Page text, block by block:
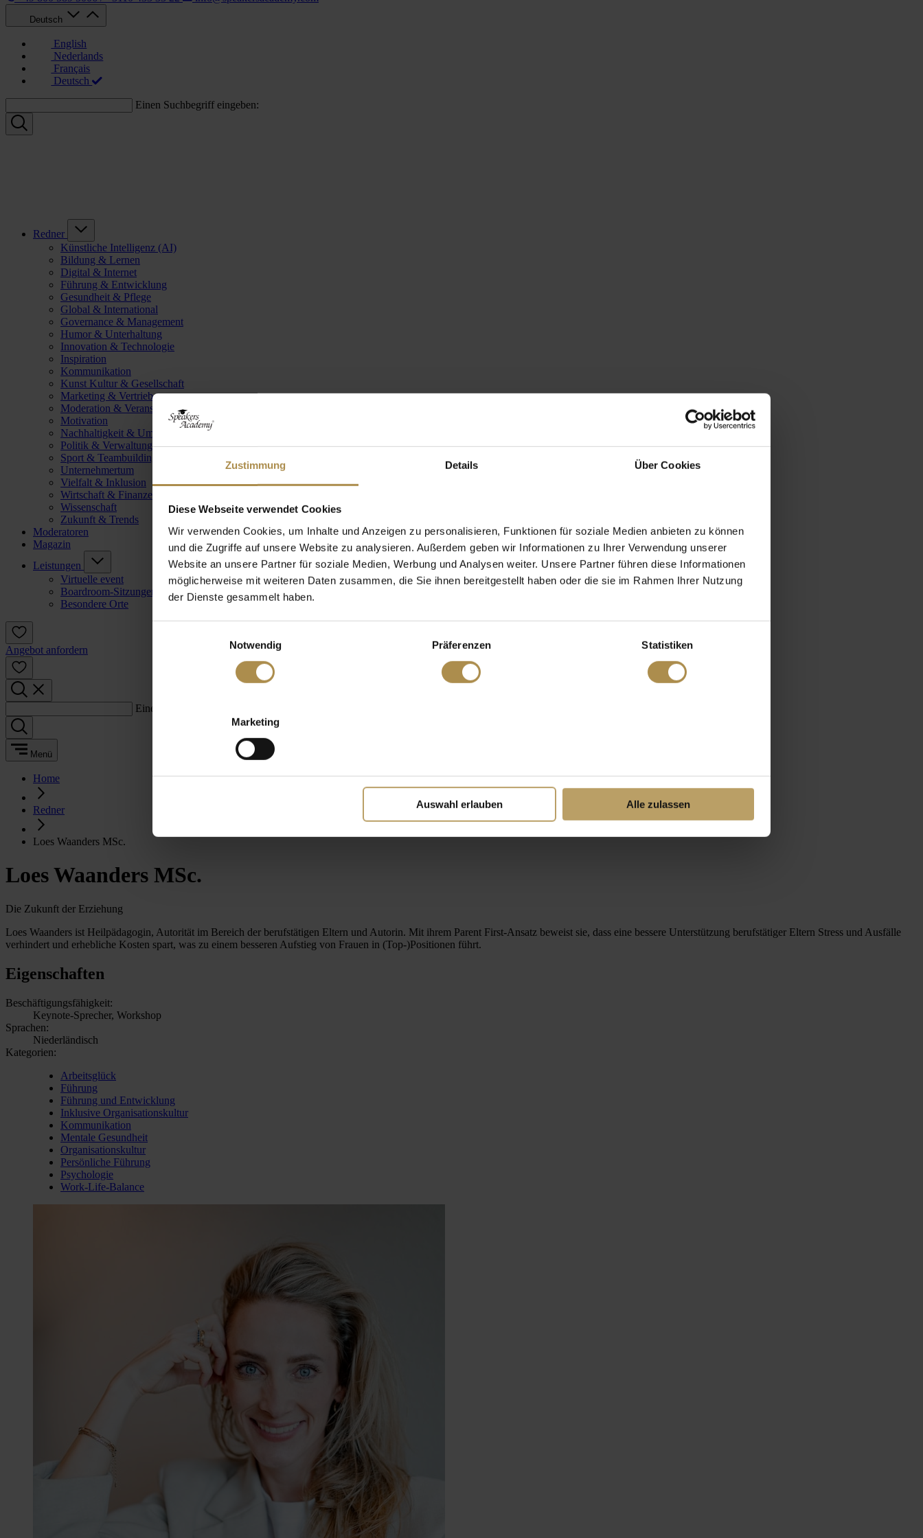
Zustimmung Details Über Cookies
Diese Webseite verwendet Cookies
Wir verwenden Cookies, um Inhalte und Anzeigen zu personalisieren, Funktionen für soziale Medien anbieten zu können
und die Zugriffe auf unsere Website zu analysieren. Außerdem geben wir Informationen zu Ihrer Verwendung unserer
Website an unsere Partner für soziale Medien, Werbung und Analysen weiter. Unsere Partner führen diese Informationen
möglicherweise mit weiteren Daten zusammen, die Sie ihnen bereitgestellt haben oder die sie im Rahmen Ihrer Nutzung
der Dienste gesammelt haben.
Notwendig
Präferenzen Statistiken
Marketing
Auswahl erlauben Alle zulassen
Deutsch
English
Nederlands
Français
Deutsch
Einen Suchbegriff eingeben:
Redner
Künstliche Intelligenz (AI)
Bildung & Lernen
Digital & Internet
Führung & Entwicklung
Gesundheit & Pflege
Global & International
Governance & Management
Humor & Unterhaltung
Innovation & Technologie
Inspiration
Kommunikation
Kunst Kultur & Gesellschaft
Marketing & Vertrieb
Moderation & Veranstaltungsleitung
Motivation
Nachhaltigkeit & Umwelt
Politik & Verwaltung
Sport & Teambuilding
Unternehmertum
Vielfalt & Inklusion
Wirtschaft & Finanzen
Wissenschaft
Zukunft & Trends
Moderatoren
Magazin
Leistungen
Virtuelle event
Boardroom-Sitzungen
Besondere Orte
Angebot anfordern
Einen Suchbegriff eingeben:
Menü
Home
Redner
Loes Waanders MSc.
Loes Waanders MSc.
Die Zukunft der Erziehung
Loes Waanders ist Heilpädagogin, Autorität im Bereich der berufstätigen Eltern und Autorin. Mit ihrem Parent First-Ansatz beweist sie, dass eine bessere Unterstützung berufstätiger Eltern Stress und Ausfälle
verhindert und erhebliche Kosten spart, was zu einem besseren Aufstieg von Frauen in (Top-)Positionen führt.
Eigenschaften
Beschäftigungsfähigkeit:
Keynote-Sprecher, Workshop
Sprachen:
Niederländisch
Kategorien:
Arbeitsglück
Führung
Führung und Entwicklung
Inklusive Organisationskultur
Kommunikation
Mentale Gesundheit
Organisationskultur
Persönliche Führung
Psychologie
Work-Life-Balance